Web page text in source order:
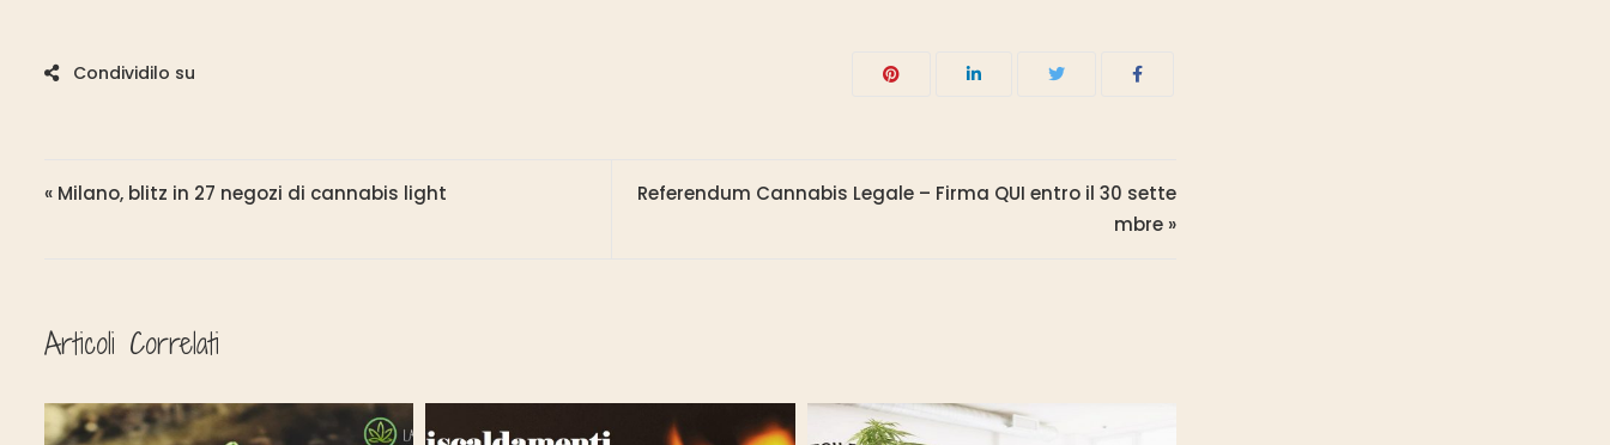
Navigazione articoli
« Milano, blitz in 27 negozi di cannabis light
Referendum Cannabis Legale – Firma QUI entro il 30 sette
mbre »
Articoli Correlati